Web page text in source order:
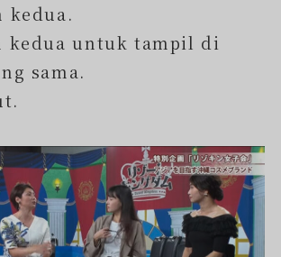
kedua.
kedua untuk tampil di
sama.